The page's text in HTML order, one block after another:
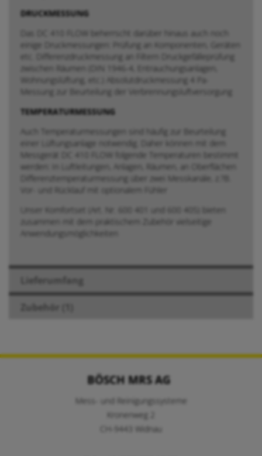
DRUCKMESSUNG
Das DC 410 FLOW beherrscht darüber hinaus auch noch
einige Druckmessungen: Prüfung an Komponenten, Geräten
etc. Differenzdruckmessung an Filtern Druckgefälleprüfung
zwischen Räumen (DIN 1946-4, Entrauchungsanlagen,
Wohnungslüftung, etc.) Absolutdruckmessung 4 Pa-
Messung zur Beurteilung der Verbrennungsluftversorgung
TEMPERATURMESSUNG
Auch Temperaturmessungen sind häufig zur Beurteilung
einer Lüftungsanlage notwendig. Daher können mit dem
Messgerät DC 410 FLOW folgende Temperaturen bestimmt
werden: In Luftleitungen, Anlagen, Räumen, an Oberflächen
Differenztemperaturmessung über zwei Messkanäle, z.?B.
Vor- und Rücklauf mit optionalem Fühler
Unser Komfortset (Art. Nr. 600 401 und 600 405) bieten
zusammen mit dem praktischem Zubehör vielseitige
Anwendungsmöglichkeiten
Lieferumfang
Zubehör (1)
BÖSCH MRS AG
Mess- und Reinigungssysteme
Kronenweg 2
CH-9443 Widnau